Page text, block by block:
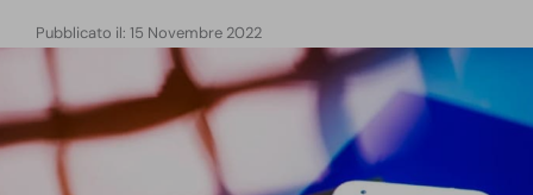
Pubblicato il: 15 Novembre 2022